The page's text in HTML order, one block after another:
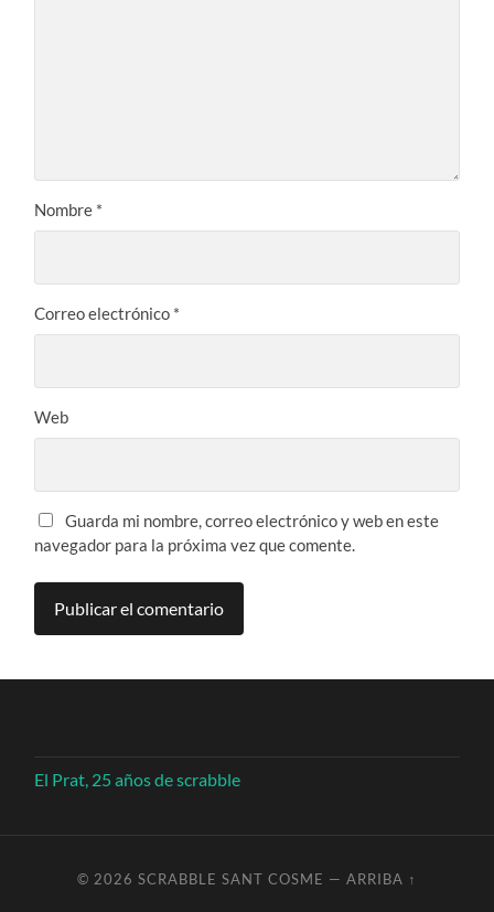
Nombre *
Correo electrónico *
Web
Guarda mi nombre, correo electrónico y web en este
navegador para la próxima vez que comente.
El Prat, 25 años de scrabble
© 2026 SCRABBLE SANT COSME — ARRIBA ↑